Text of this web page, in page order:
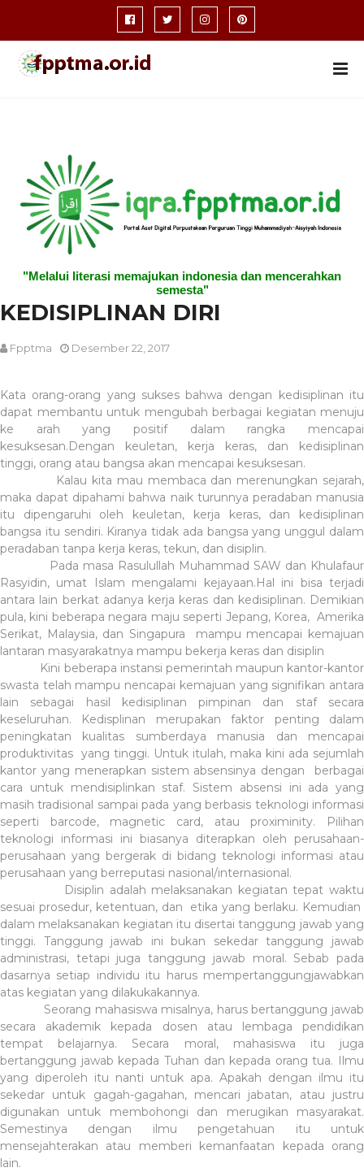
"Melalui literasi memajukan indonesia dan mencerahkan
semesta"
KEDISIPLINAN DIRI
Fpptma Desember 22, 2017
Kata orang-orang yang sukses bahwa dengan kedisiplinan itu
dapat membantu untuk mengubah berbagai kegiatan menuju
ke arah yang positif dalam rangka mencapai
kesuksesan.Dengan keuletan, kerja keras, dan kedisiplinan
tinggi, orang atau bangsa akan mencapai kesuksesan.
Kalau kita mau membaca dan merenungkan sejarah,
maka dapat dipahami bahwa naik turunnya peradaban manusia
itu dipengaruhi oleh keuletan, kerja keras, dan kedisiplinan
bangsa itu sendiri. Kiranya tidak ada bangsa yang unggul dalam
peradaban tanpa kerja keras, tekun, dan disiplin.
Pada masa Rasulullah Muhammad SAW dan Khulafaur
Rasyidin, umat Islam mengalami kejayaan.Hal ini bisa terjadi
antara lain berkat adanya kerja keras dan kedisiplinan. Demikian
pula, kini beberapa negara maju seperti Jepang, Korea, Amerika
Serikat, Malaysia, dan Singapura mampu mencapai kemajuan
lantaran masyarakatnya mampu bekerja keras dan disiplin
Kini beberapa instansi pemerintah maupun kantor-kantor
swasta telah mampu nencapai kemajuan yang signifikan antara
lain sebagai hasil kedisiplinan pimpinan dan staf secara
keseluruhan. Kedisplinan merupakan faktor penting dalam
peningkatan kualitas sumberdaya manusia dan mencapai
produktivitas yang tinggi. Untuk itulah, maka kini ada sejumlah
kantor yang menerapkan sistem absensinya dengan berbagai
cara untuk mendisiplinkan staf. Sistem absensi ini ada yang
masih tradisional sampai pada yang berbasis teknologi informasi
seperti barcode, magnetic card, atau proximinity. Pilihan
teknologi informasi ini biasanya diterapkan oleh perusahaan-
perusahaan yang bergerak di bidang teknologi informasi atau
perusahaan yang berreputasi nasional/internasional.
Disiplin adalah melaksanakan kegiatan tepat waktu
sesuai prosedur, ketentuan, dan etika yang berlaku. Kemudian
dalam melaksanakan kegiatan itu disertai tanggung jawab yang
tinggi. Tanggung jawab ini bukan sekedar tanggung jawab
administrasi, tetapi juga tanggung jawab moral. Sebab pada
dasarnya setiap individu itu harus mempertanggungjawabkan
atas kegiatan yang dilakukakannya.
Seorang mahasiswa misalnya, harus bertanggung jawab
secara akademik kepada dosen atau lembaga pendidikan
tempat belajarnya. Secara moral, mahasiswa itu juga
bertanggung jawab kepada Tuhan dan kepada orang tua. Ilmu
yang diperoleh itu nanti untuk apa. Apakah dengan ilmu itu
sekedar untuk gagah-gagahan, mencari jabatan, atau justru
digunakan untuk membohongi dan merugikan masyarakat.
Semestinya dengan ilmu pengetahuan itu untuk
mensejahterakan atau memberi kemanfaatan kepada orang
lain.